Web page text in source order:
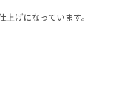
げになっています。